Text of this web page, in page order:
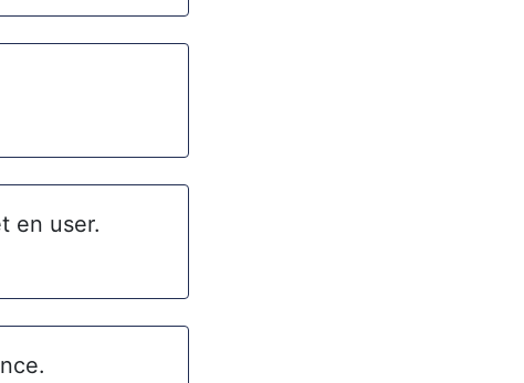
en user.